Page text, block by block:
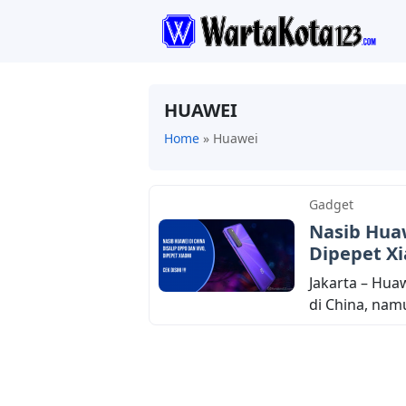
HUAWEI
Home » Huawei
Gadget
Nasib
Dipepet
Jakarta –
di China,